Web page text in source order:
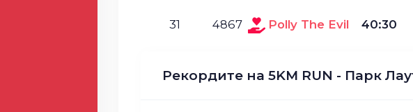
31 4867 Polly The Evil 40:30
Рекордите на 5KM RUN - Парк